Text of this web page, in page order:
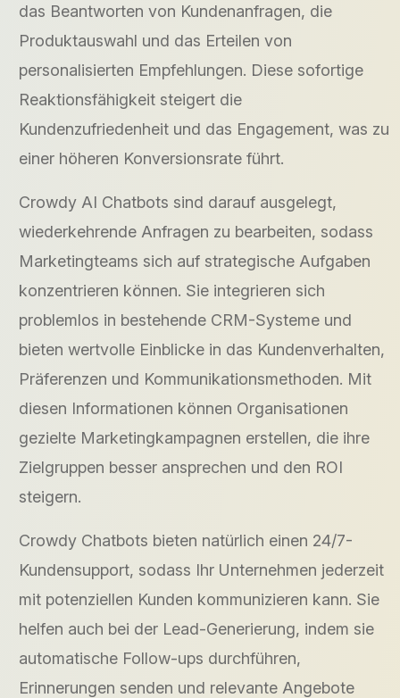
das Beantworten von Kundenanfragen, die
Produktauswahl und das Erteilen von
personalisierten Empfehlungen. Diese sofortige
Reaktionsfähigkeit steigert die
Kundenzufriedenheit und das Engagement, was zu
einer höheren Konversionsrate führt.
Crowdy AI Chatbots sind darauf ausgelegt,
wiederkehrende Anfragen zu bearbeiten, sodass
Marketingteams sich auf strategische Aufgaben
konzentrieren können. Sie integrieren sich
problemlos in bestehende CRM-Systeme und
bieten wertvolle Einblicke in das Kundenverhalten,
Präferenzen und Kommunikationsmethoden. Mit
diesen Informationen können Organisationen
gezielte Marketingkampagnen erstellen, die ihre
Zielgruppen besser ansprechen und den ROI
steigern.
Crowdy Chatbots bieten natürlich einen 24/7-
Kundensupport, sodass Ihr Unternehmen jederzeit
mit potenziellen Kunden kommunizieren kann. Sie
helfen auch bei der Lead-Generierung, indem sie
automatische Follow-ups durchführen,
Erinnerungen senden und relevante Angebote